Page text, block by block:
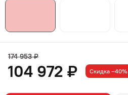
174 953 ₽
104 972 ₽ Скидка –40%